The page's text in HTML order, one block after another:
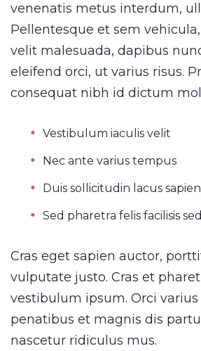
venenatis metus interdum,
Pellentesque et sem
velit malesuada, dapibus
eleifend orci, ut varius risus.
consequat nibh id dictum
Vestibulum iaculis velit
Nec ante varius tempus
Duis sollicitudin lacus sapien
Sed pharetra felis facilisis sed
Cras eget sapien auctor,
vulputate justo. Cras et
vestibulum ipsum. Orci
penatibus et magnis dis
nascetur ridiculus mus.